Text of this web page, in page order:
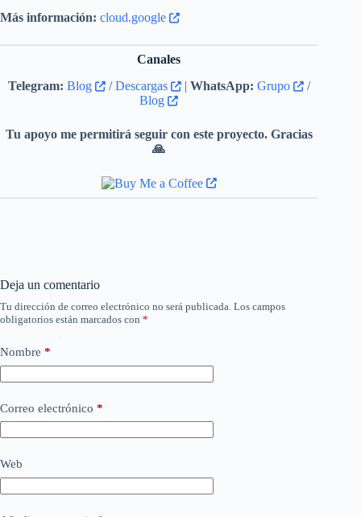
Más información: cloud.google
Canales
Telegram: Blog /Descargas | WhatsApp: Grupo
/
Blog
Tu apoyo me permitirá seguir con este proyecto. Gracias
🙏
Deja un comentario
Tu dirección de correo electrónico no será publicada. Los campos
obligatorios están marcados con *
Nombre *
Correo electrónico *
Web